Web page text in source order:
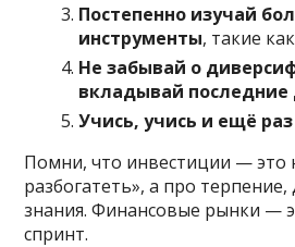
Постепенно изучай
инструменты, такие
Не забывай о
вкладывай последние
Учись, учись и ещё
Помни, что инвестиции — это
разбогатеть», а про
знания. Финансовые рынки —
спринт.